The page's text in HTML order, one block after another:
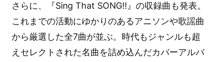
さらに、『Sing That SONG!!』の収録曲も発表。
これまでの活動にゆかりのあるアニソンや歌謡曲
から厳選した全7曲が並ぶ。時代もジャンルも超
えセレクトされた名曲を詰め込んだカバーアルバ